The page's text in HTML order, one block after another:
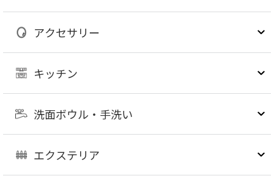
アクセサリー
キッチン
洗面ボウル・手洗い
エクステリア